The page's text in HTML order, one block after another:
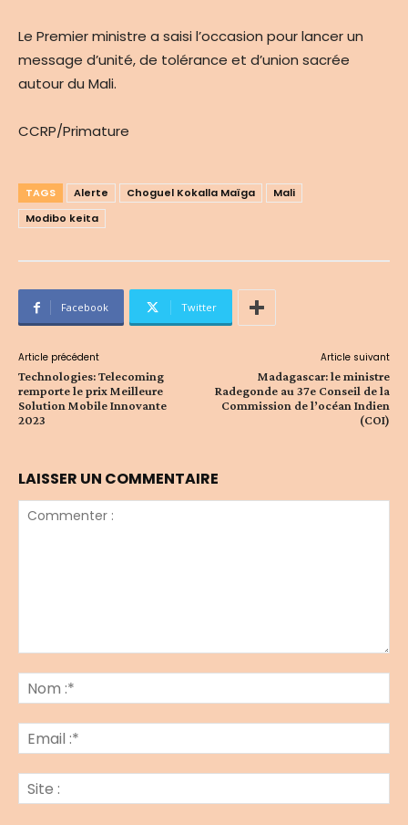
Le Premier ministre a saisi l’occasion pour lancer un
message d’unité, de tolérance et d’union sacrée
autour du Mali.
CCRP/Primature
TAGS Alerte Choguel Kokalla Maïga
Mali
Modibo keita
Facebook Twitter
Article précédent
Technologies: Telecoming
remporte le prix Meilleure
Solution Mobile Innovante
2023
Article suivant
Madagascar: le ministre
Radegonde au 37e Conseil de la
Commission de l’océan Indien
(COI)
LAISSER UN COMMENTAIRE
:*
:*
: